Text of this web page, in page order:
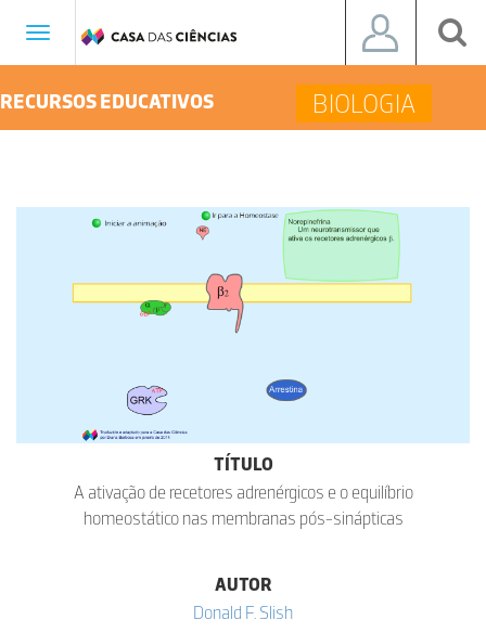
Toggle
RECURSOS EDUCATIVOS BIOLOGIA
TÍTULO
A ativação de recetores adrenérgicos e o equilíbrio
homeostático nas membranas pós-sinápticas
AUTOR
Donald F. Slish